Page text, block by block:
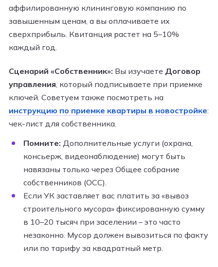
аффилированную клининговую компанию по
завышенным ценам, а вы оплачиваете их
сверхприбыль. Квитанция растет на 5–10%
каждый год.
Сценарий «Собственник»: Вы изучаете Договор
управления , который подписываете при приемке
ключей. Советуем также посмотреть на
инструкцию по приемке квартиры в новостройке:
чек-лист для собственника.
Помните: Дополнительные услуги (охрана,
консьерж, видеонаблюдение) могут быть
навязаны только через Общее собрание
собственников (ОСС).
Если УК заставляет вас платить за «вывоз
строительного мусора» фиксированную сумму
в 10–20 тысяч при заселении – это часто
незаконно. Мусор должен вывозиться по факту
или по тарифу за квадратный метр.